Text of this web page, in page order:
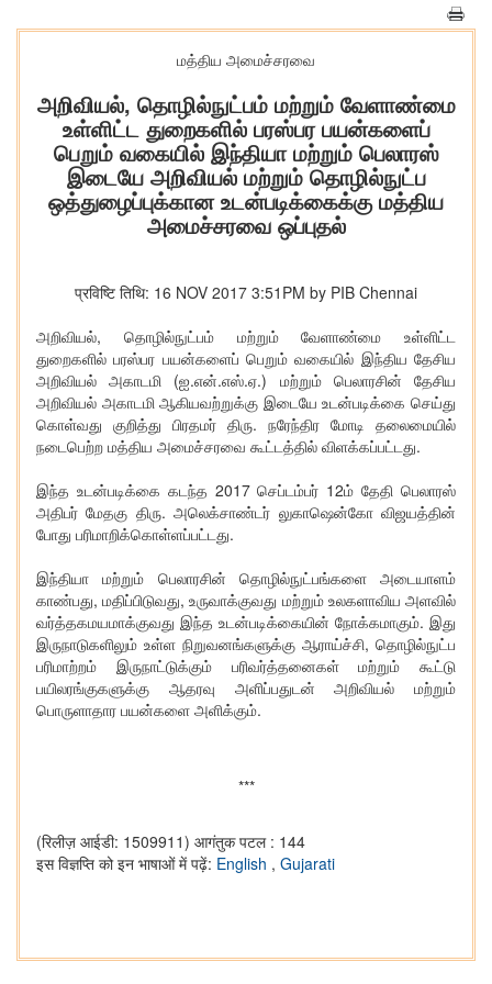
மத்திய அமைச்சரவை
அறிவியல், தொழில்நுட்பம் மற்றும் வேளாண்மை
உள்ளிட்ட துறைகளில் பரஸ்பர பயன்களைப்
பெறும் வகையில் இந்தியா மற்றும் பெலாரஸ்
இடையே அறிவியல் மற்றும் தொழில்நுட்ப
ஒத்துழைப்புக்கான உடன்படிக்கைக்கு மத்திய
அமைச்சரவை ஒப்புதல்
प्रविष्टि तिथि: 16 NOV 2017 3:51PM by PIB Chennai
அறிவியல், தொழில்நுட்பம் மற்றும் வேளாண்மை உள்ளிட்ட
துறைகளில் பரஸ்பர பயன்களைப் பெறும் வகையில் இந்திய தேசிய
அறிவியல் அகாடமி (ஐ.என்.எஸ்.ஏ.) மற்றும் பெலாரசின் தேசிய
அறிவியல் அகாடமி ஆகியவற்றுக்கு இடையே உடன்படிக்கை செய்து
கொள்வது குறித்து பிரதமர் திரு. நரேந்திர மோடி தலைமையில்
நடைபெற்ற மத்திய அமைச்சரவை கூட்டத்தில் விளக்கப்பட்டது.
இந்த உடன்படிக்கை கடந்த 2017 செப்டம்பர் 12ம் தேதி பெலாரஸ்
அதிபர் மேதகு திரு. அலெக்சாண்டர் லுகாஷென்கோ விஜயத்தின்
போது பரிமாறிக்கொள்ளப்பட்டது.
இந்தியா மற்றும் பெலாரசின் தொழில்நுட்பங்களை அடையாளம்
காண்பது, மதிப்பிடுவது, உருவாக்குவது மற்றும் உலகளாவிய அளவில்
வர்த்தகமயமாக்குவது இந்த உடன்படிக்கையின் நோக்கமாகும். இது
இருநாடுகளிலும் உள்ள நிறுவனங்களுக்கு ஆராய்ச்சி, தொழில்நுட்ப
பரிமாற்றம் இருநாட்டுக்கும் பரிவர்த்தனைகள் மற்றும் கூட்டு
பயிலரங்குகளுக்கு ஆதரவு அளிப்பதுடன் அறிவியல் மற்றும்
பொருளாதார பயன்களை அளிக்கும்.
***
(रिलीज़ आईडी: 1509911) आगंतुक पटल : 144
इस विज्ञप्ति को इन भाषाओं में पढ़ें: English , Gujarati